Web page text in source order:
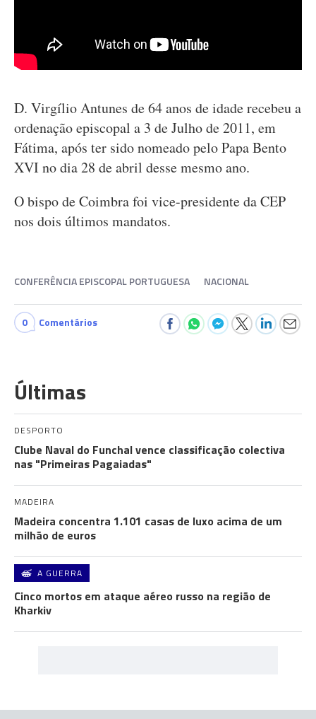
D. Virgílio Antunes de 64 anos de idade recebeu a
ordenação episcopal a 3 de Julho de 2011, em
Fátima, após ter sido nomeado pelo Papa Bento
XVI no dia 28 de abril desse mesmo ano.
O bispo de Coimbra foi vice-presidente da CEP
nos dois últimos mandatos.
CONFERÊNCIA EPISCOPAL PORTUGUESA NACIONAL
0 Comentários
Últimas
DESPORTO
Clube Naval do Funchal vence classificação colectiva
nas "Primeiras Pagaiadas"
MADEIRA
Madeira concentra 1.101 casas de luxo acima de um
milhão de euros
A GUERRA
Cinco mortos em ataque aéreo russo na região de
Kharkiv